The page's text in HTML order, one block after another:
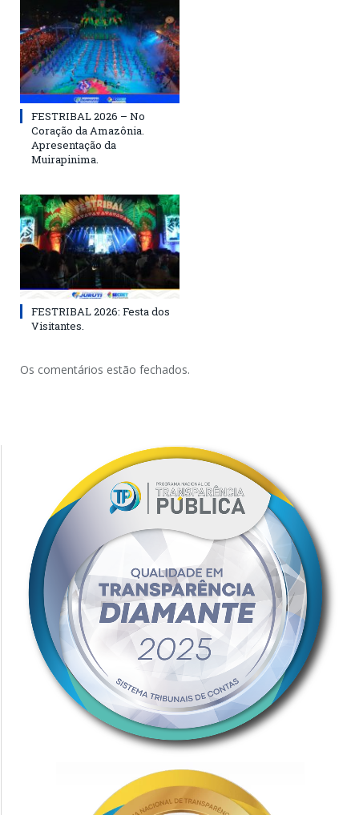
FESTRIBAL 2026 – No
Coração da Amazônia.
Apresentação da
Muirapinima.
FESTRIBAL 2026: Festa dos
Visitantes.
Os comentários estão fechados.